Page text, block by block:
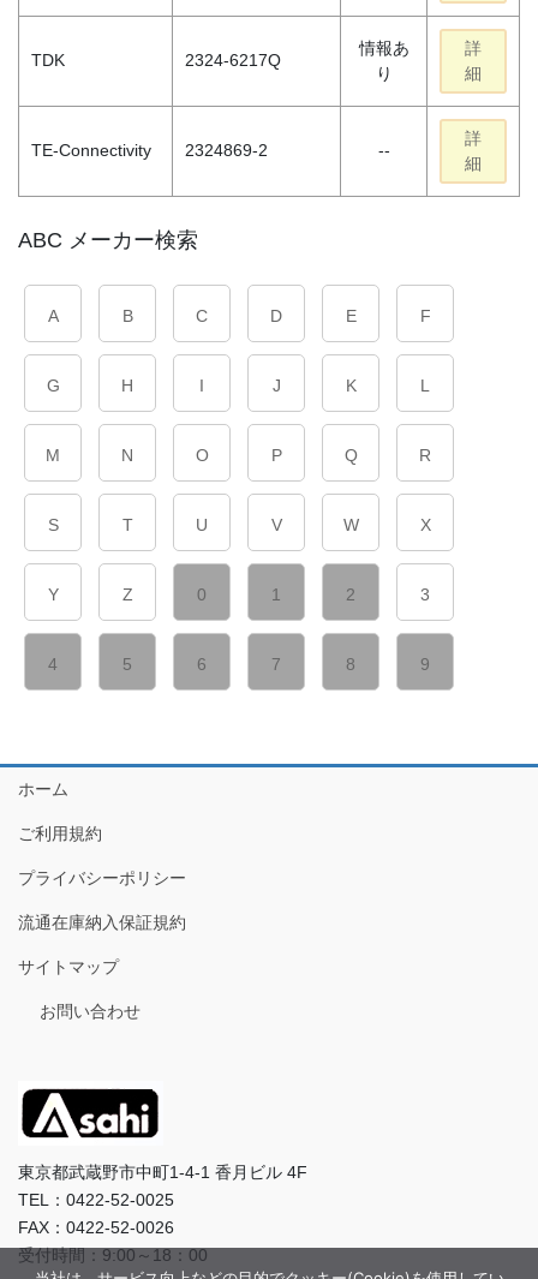
TDK 2324-6217Q
情報あ
り
詳
細
TE-Connectivity 2324869-2 --
詳
細
ABC メーカー検索
A B C D E F
G H I J K L
M N O P Q R
S T U V W X
Y Z 0 1 2 3
4 5 6 7 8 9
ホーム
ご利用規約
プライバシーポリシー
流通在庫納入保証規約
サイトマップ
お問い合わせ
東京都武蔵野市中町1-4-1 香月ビル 4F
TEL：0422-52-0025
FAX：0422-52-0026
受付時間：9:00～18：00